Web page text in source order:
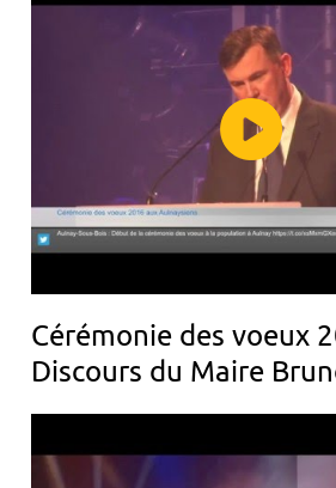
Cérémonie des voeux
Discours du Maire